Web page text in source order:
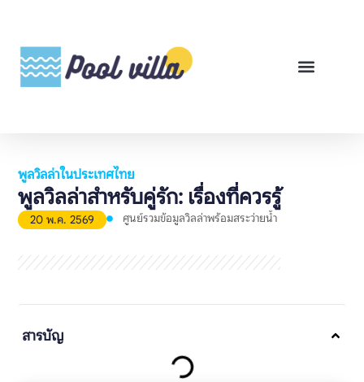
พูลวิลล่าในประเทศไทย
พูลวิลล่าสำหรับคู่รัก: เรื่องที่ควรรู้
20 พ.ค. 2569 ศูนย์รวมข้อมูลวิลล่าพร้อมสระว่ายน้ำ
สารบัญ